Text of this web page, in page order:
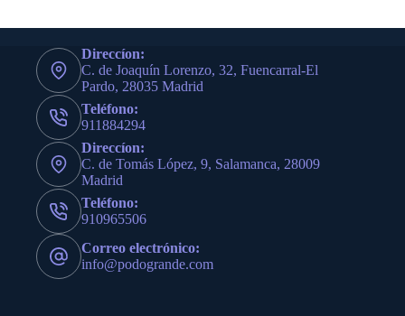
Direccíon:
C. de Joaquín Lorenzo, 32, Fuencarral-El
Pardo, 28035 Madrid
Teléfono:
911884294
Direccíon:
C. de Tomás López, 9, Salamanca, 28009
Madrid
Teléfono:
910965506
Correo electrónico:
info@podogrande.com